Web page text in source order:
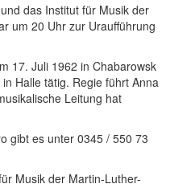
das Institut für Musik der
um 20 Uhr zur Uraufführung
17. Juli 1962 in Chabarowsk
Halle tätig. Regie führt Anna
Leitung hat
gibt es unter 0345 / 550 73
Musik der Martin-Luther-